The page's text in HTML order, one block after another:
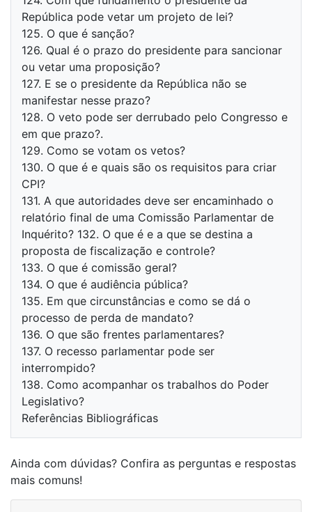
República pode vetar um projeto de lei?
125. O que é sanção?
126. Qual é o prazo do presidente para sancionar
ou vetar uma proposição?
127. E se o presidente da República não se
manifestar nesse prazo?
128. O veto pode ser derrubado pelo Congresso e
em que prazo?.
129. Como se votam os vetos?
130. O que é e quais são os requisitos para criar
CPI?
131. A que autoridades deve ser encaminhado o
relatório final de uma Comissão Parlamentar de
Inquérito? 132. O que é e a que se destina a
proposta de fiscalização e controle?
133. O que é comissão geral?
134. O que é audiência pública?
135. Em que circunstâncias e como se dá o
processo de perda de mandato?
136. O que são frentes parlamentares?
137. O recesso parlamentar pode ser
interrompido?
138. Como acompanhar os trabalhos do Poder
Legislativo?
Referências Bibliográficas
Ainda com dúvidas? Confira as perguntas e respostas
mais comuns!